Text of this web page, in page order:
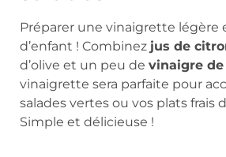
Préparer une vinaigrette légère
d’enfant ! Combinez jus de
d’olive et un peu de vinaigre
vinaigrette sera parfaite pour
salades vertes ou vos plats frais
Simple et délicieuse !